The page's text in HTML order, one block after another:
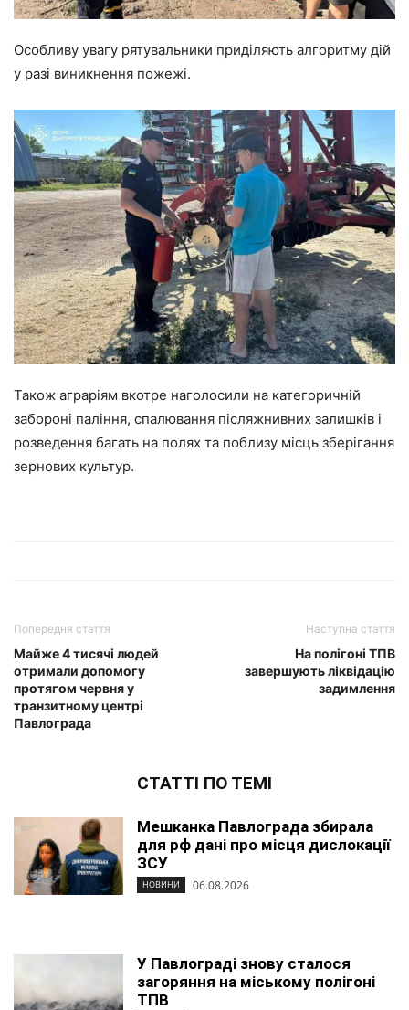
Особливу увагу рятувальники приділяють алгоритму дій
у разі виникнення пожежі.
Також аграріям вкотре наголосили на категоричній
забороні паління, спалювання післяжнивних залишків і
розведення багать на полях та поблизу місць зберігання
зернових культур.
Попередня стаття
Майже 4 тисячі людей
отримали допомогу
протягом червня у
транзитному центрі
Павлограда
Наступна стаття
На полігоні ТПВ
завершують ліквідацію
задимлення
СТАТТІ ПО ТЕМІ
Мешканка Павлограда збирала
для рф дані про місця дислокації
ЗСУ
НОВИНИ 06.08.2026
У Павлограді знову сталося
загоряння на міському полігоні
ТПВ